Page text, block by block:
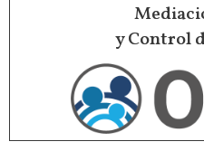
y Control